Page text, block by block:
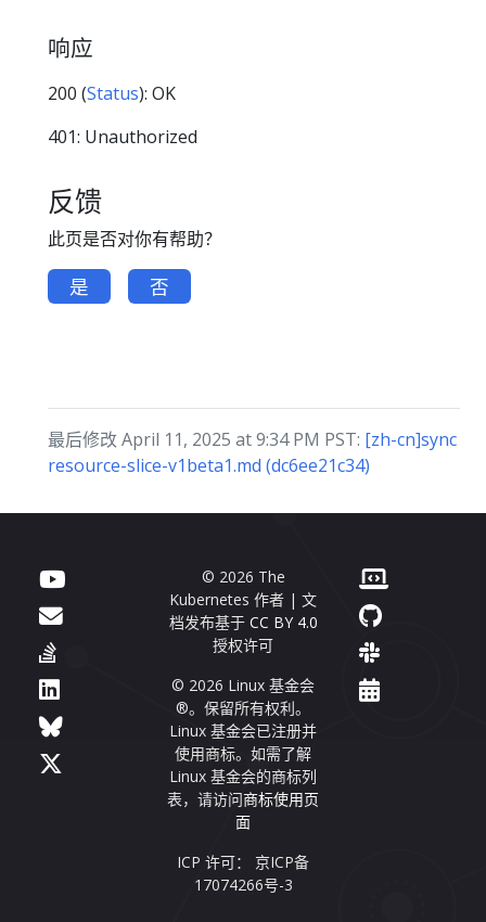
响应
200 (Status): OK
401: Unauthorized
反馈
此页是否对你有帮助？
是 否
最后修改 April 11, 2025 at 9:34 PM PST: [zh-cn]sync
resource-slice-v1beta1.md (dc6ee21c34)
© 2026 The
Kubernetes 作者 | 文
档发布基于 CC BY 4.0
授权许可
© 2026 Linux 基金会
®。保留所有权利。
Linux 基金会已注册并
使用商标。如需了解
Linux 基金会的商标列
表，请访问商标使用页
面
ICP 许可： 京ICP备
17074266号-3